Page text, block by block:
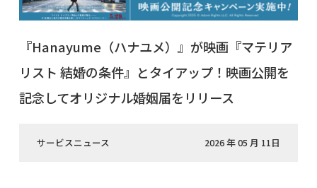
『Hanayume（ハナユメ）』が映画『マテリア
リスト 結婚の条件』とタイアップ！映画公開を
記念してオリジナル婚姻届をリリース
サービスニュース 2026 年 05 月 11日